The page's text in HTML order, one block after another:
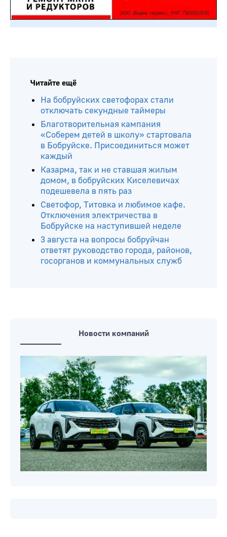
Читайте ещё
На бобруйских светофорах стали
отключать секундные таймеры
Благотворительная кампания
«Соберем детей в школу» стартовала
в Бобруйске. Присоединиться может
каждый
Казарма, так и не ставшая жилым
домом, в бобруйских Киселевичах
подешевела в пять раз
Светофор, Титовка и любимое кафе.
Отключения электричества в
Бобруйске на наступившей неделе
3 августа на вопросы бобруйчан
ответят руководство города, районов,
госорганов и коммунальных служб
Новости компаний